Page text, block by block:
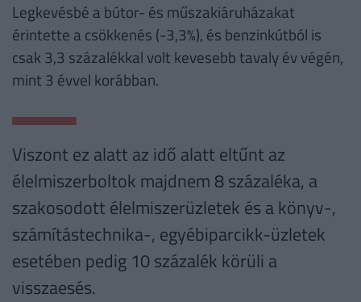
Legkevésbé a bútor- és műszakiáruházakat
érintette a csökkenés (-3,3%), és benzinkútból is
csak 3,3 százalékkal volt kevesebb tavaly év végén,
mint 3 évvel korábban.
Viszont ez alatt az idő alatt eltűnt az
élelmiszerboltok majdnem 8 százaléka, a
szakosodott élelmiszerüzletek és a könyv-,
számítástechnika-, egyébiparcikk-üzletek
esetében pedig 10 százalék körüli a
visszaesés.